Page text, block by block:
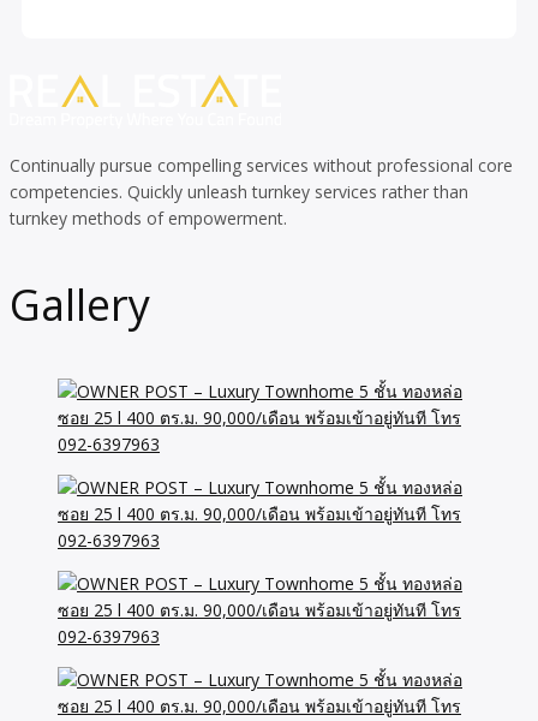
Continually pursue compelling services without professional core
competencies. Quickly unleash turnkey services rather than
turnkey methods of empowerment.
Gallery